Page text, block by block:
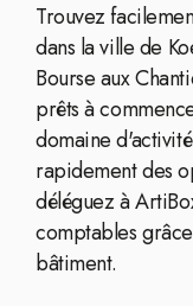
Trouvez
dans la ville de
Bourse aux
prêts à
domaine
rapidement des
déléguez à
comptables
bâtiment.